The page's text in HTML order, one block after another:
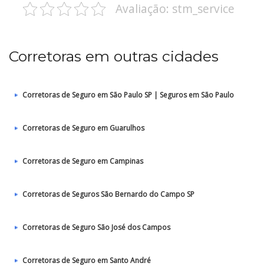
Avaliação: stm_service
Corretoras em outras cidades
Corretoras de Seguro em São Paulo SP | Seguros em São Paulo
Corretoras de Seguro em Guarulhos
Corretoras de Seguro em Campinas
Corretoras de Seguros São Bernardo do Campo SP
Corretoras de Seguro São José dos Campos
Corretoras de Seguro em Santo André